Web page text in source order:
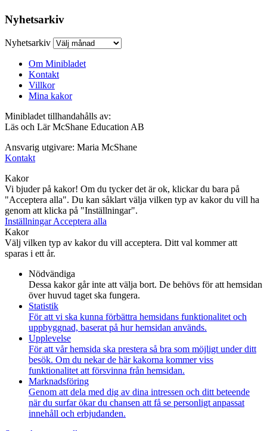
Nyhetsarkiv
Nyhetsarkiv
Om Minibladet
Kontakt
Villkor
Mina kakor
Minibladet tillhandahålls av:
Läs och Lär McShane Education AB
Ansvarig utgivare: Maria McShane
Kontakt
Kakor
Vi bjuder på kakor! Om du tycker det är ok, klickar du bara på
"Acceptera alla". Du kan såklart välja vilken typ av kakor du vill ha
genom att klicka på "Inställningar".
InställningarAcceptera alla
Kakor
Välj vilken typ av kakor du vill acceptera. Ditt val kommer att
sparas i ett år.
Nödvändiga
Dessa kakor går inte att välja bort. De behövs för att hemsidan
över huvud taget ska fungera.
Statistik
För att vi ska kunna förbättra hemsidans funktionalitet och
uppbyggnad, baserat på hur hemsidan används.
Upplevelse
För att vår hemsida ska prestera så bra som möjligt under ditt
besök. Om du nekar de här kakorna kommer viss
funktionalitet att försvinna från hemsidan.
Marknadsföring
Genom att dela med dig av dina intressen och ditt beteende
när du surfar ökar du chansen att få se personligt anpassat
innehåll och erbjudanden.